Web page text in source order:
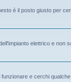
è il posto giusto per
elettrico e non
e cerchi